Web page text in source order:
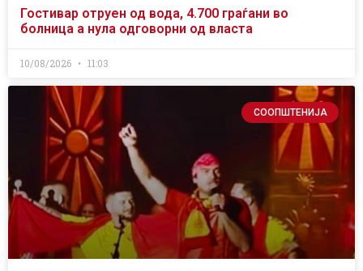
Гостивар отруен од вода, 4.700 граѓани во
болница а нула одговорни од власта
10/08/2026 11:03
СООПШТЕНИЈА